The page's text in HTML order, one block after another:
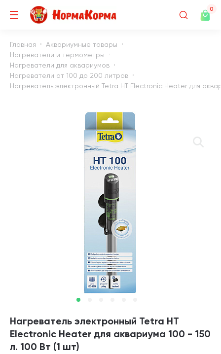
0
Главная
Аквариумные товары
Нагреватели и термометры
Нагреватели для аквариумов
Нагреватели от 100 до 200 литров
Нагреватель электронный Tetra HT Electronic Heater для
Нагреватель электронный Tetra HT
Electronic Heater для аквариума 100 - 150
л. 100 Вт (1 шт)